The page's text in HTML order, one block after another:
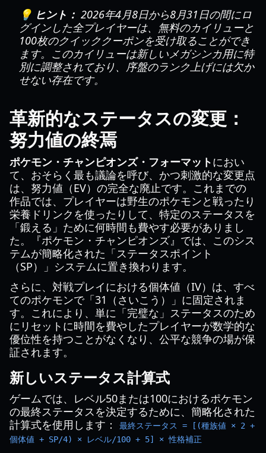
💡 ヒント： 2026年4月8日から8月31日の間にロ
グインした全プレイヤーは、無料のカイリューと
100枚のクイッククーポンを受け取ることができ
ます。このカイリューは新しいメガシンカ用に特
別に調整されており、序盤のランク上げには欠か
せない存在です。
革新的なステータスの変更：
努力値の終焉
ポケモン・チャンピオンズ・フォーマットにおい
て、おそらく最も議論を呼び、かつ刺激的な変更点
は、努力値（EV）の完全な廃止です。これまでの
作品では、プレイヤーは野生のポケモンと戦ったり
栄養ドリンクを使ったりして、特定のステータスを
「鍛える」ために何時間も費やす必要がありまし
た。『ポケモン・チャンピオンズ』では、このシス
テムが簡略化された「ステータスポイント
（SP）」システムに置き換わります。
さらに、対戦プレイにおける個体値（IV）は、すべ
てのポケモンで「31（さいこう）」に固定されま
す。これにより、単に「完璧な」ステータスのため
にリセットに時間を費やしたプレイヤーが数学的な
優位性を持つことがなくなり、公平な競争の場が保
証されます。
新しいステータス計算式
ゲームでは、レベル50または100におけるポケモン
の最終ステータスを決定するために、簡略化された
計算式を使用します：
最終ステータス = [(種族値 × 2 +
個体値 + SP/4) × レベル/100 + 5] × 性格補正